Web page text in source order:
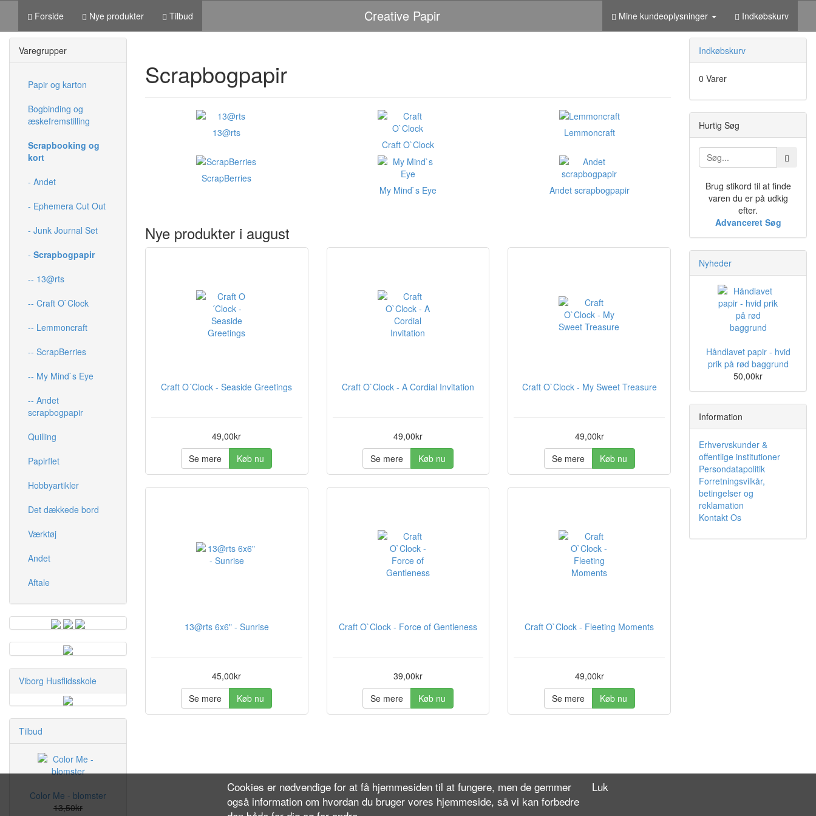
Forside Nye produkter Tilbud Mine kundeoplysninger Indkøbskurv
Creative Papir
Scrapbogpapir
13@rts
Craft O`Clock
Lemmoncraft
ScrapBerries
My Mind`s Eye
Andet scrapbogpapir
Nye produkter i august
Craft O´Clock - Seaside Greetings
49,00kr
Se mere
Køb nu
Craft O`Clock - A Cordial Invitation
49,00kr
Se mere
Køb nu
Craft O`Clock - My Sweet Treasure
49,00kr
Se mere
Køb nu
13@rts 6x6" - Sunrise
45,00kr
Se mere
Køb nu
Craft O`Clock - Force of Gentleness
39,00kr
Se mere
Køb nu
Craft O`Clock - Fleeting Moments
49,00kr
Se mere
Køb nu
Varegrupper
Papir og karton
Bogbinding og
æskefremstilling
Scrapbooking og
kort
- Andet
- Ephemera Cut Out
- Junk Journal Set
- Scrapbogpapir
-- 13@rts
-- Craft O`Clock
-- Lemmoncraft
-- ScrapBerries
-- My Mind`s Eye
-- Andet
scrapbogpapir
Quilling
Papirflet
Hobbyartikler
Det dækkede bord
Værktøj
Andet
Aftale
Viborg Husflidsskole
Tilbud
Color Me - blomster
13,50kr
Indkøbskurv
0 Varer
Hurtig Søg
Brug stikord til at finde
varen du er på udkig
efter.
Advanceret Søg
Nyheder
Håndlavet papir - hvid
prik på rød baggrund
50,00kr
Information
Erhvervskunder &
offentlige institutioner
Persondatapolitik
Forretningsvilkår,
betingelser og
reklamation
Kontakt Os
Cookies er nødvendige for at få hjemmesiden til at fungere, men de gemmer
også information om hvordan du bruger vores hjemmeside, så vi kan forbedre
Luk